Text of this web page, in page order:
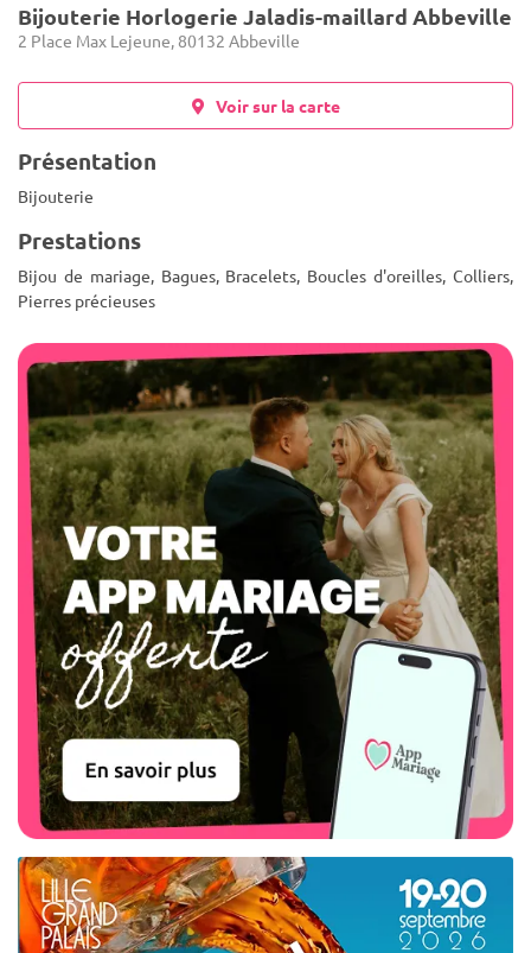
Bijouterie Horlogerie Jaladis-maillard Abbeville
2 Place Max Lejeune, 80132 Abbeville
Voir sur la carte
Présentation
Bijouterie
Prestations
Bijou de mariage, Bagues, Bracelets, Boucles d'oreilles, Colliers,
Pierres précieuses